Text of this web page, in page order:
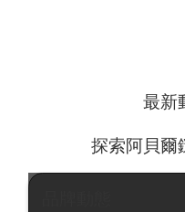
最新
探索阿貝爾